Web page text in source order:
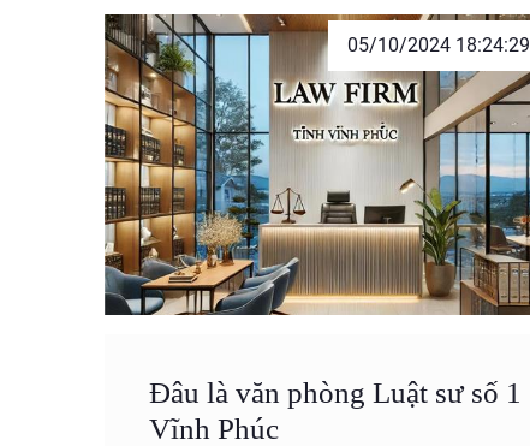
05/10/2024 18:24:29
Đâu là văn phòng Luật sư số 1
Vĩnh Phúc